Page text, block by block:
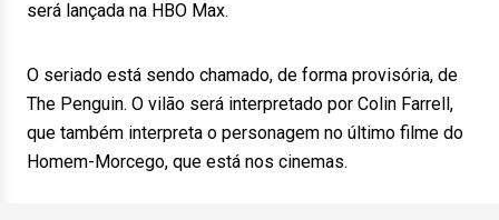
será lançada na HBO Max.
O seriado está sendo chamado, de forma provisória, de
The Penguin. O vilão será interpretado por Colin Farrell,
que também interpreta o personagem no último filme do
Homem-Morcego, que está nos cinemas.